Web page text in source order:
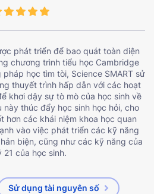
phát triển để bao quát toàn diện
chương trình tiểu học Cambridge
học tìm tòi, Science SMART sử
thuyết trình hấp dẫn với các hoạt
khơi dậy sự tò mò của học sinh về
thúc đẩy học sinh học hỏi, cho
hơn các khái niệm khoa học quan
vào việc phát triển các kỹ năng
biện, cũng như các kỹ năng của
21 của học sinh.
Sử dụng tài nguyên số